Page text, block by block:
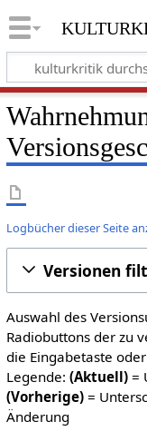
Logbücher dieser Seite
Versionen
Auswahl des
Radiobuttons der zu
die Eingabetaste
Legende: (Aktuell)=
(Vorherige)=
Änderung